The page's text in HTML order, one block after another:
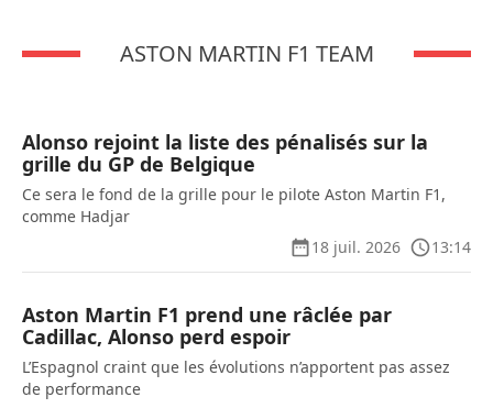
ASTON MARTIN F1 TEAM
Alonso rejoint la liste des pénalisés sur la
grille du GP de Belgique
Ce sera le fond de la grille pour le pilote Aston Martin F1,
comme Hadjar
18 juil. 2026
13:14
Aston Martin F1 prend une râclée par
Cadillac, Alonso perd espoir
L’Espagnol craint que les évolutions n’apportent pas assez
de performance